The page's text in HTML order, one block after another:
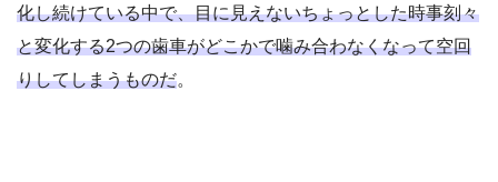
化し続けている中で、目に見えないちょっとした時事刻々
と変化する2つの歯車がどこかで噛み合わなくなって空回
りしてしまうものだ。